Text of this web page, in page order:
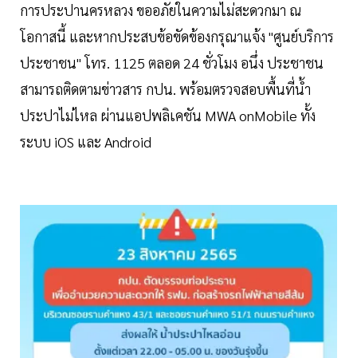
การประปานครหลวง ขออภัยในความไม่สะดวกมา ณ
โอกาสนี้ และหากประสบข้อขัดข้องกรุณาแจ้ง "ศูนย์บริการ
ประชาชน" โทร. 1125 ตลอด 24 ชั่วโมง อนึ่ง ประชาชน
สามารถติดตามข่าวสาร กปน. พร้อมตรวจสอบพื้นที่น้ำ
ประปาไม่ไหล ผ่านแอปพลิเคชัน MWA onMobile ทั้ง
ระบบ iOS และ Android